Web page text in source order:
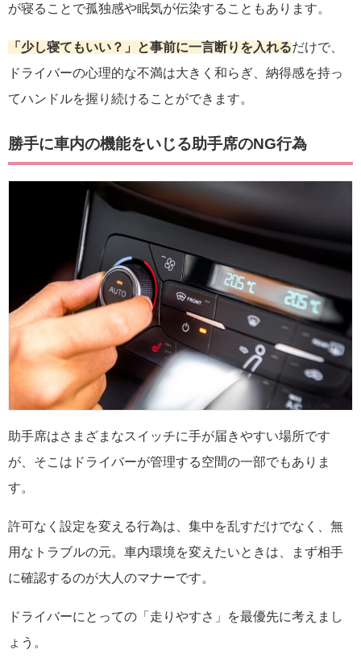
が寝ることで孤独感や眠気が伝染することもあります。
「少し寝てもいい？」と事前に一言断りを入れるだけで、
ドライバーの心理的な不満は大きく和らぎ、納得感を持っ
てハンドルを握り続けることができます。
勝手に車内の機能をいじる助手席のNG行為
助手席はさまざまなスイッチに手が届きやすい場所です
が、そこはドライバーが管理する空間の一部でもありま
す。
許可なく設定を変える行為は、集中を乱すだけでなく、無
用なトラブルの元。車内環境を変えたいときは、まず相手
に確認するのが大人のマナーです。
ドライバーにとっての「走りやすさ」を最優先に考えまし
ょう。